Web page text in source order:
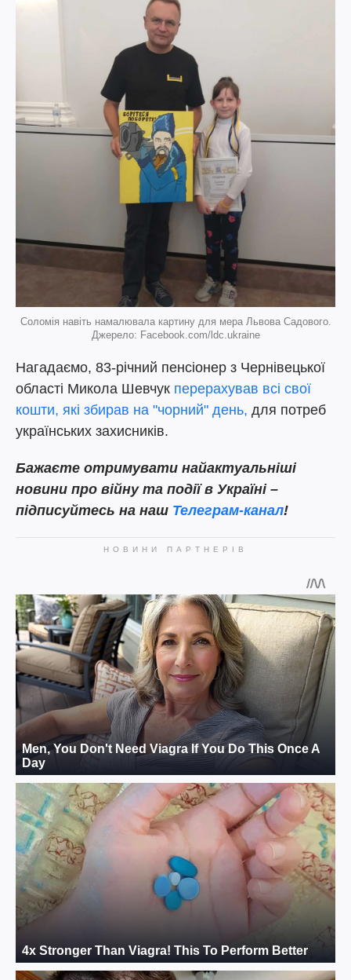
Соломія навіть намалювала картину для мера Львова Садового.
Джерело: Facebook.com/ldc.ukraine
Нагадаємо, 83-річний пенсіонер з Чернівецької
області Микола Шевчук перерахував всі свої
кошти, які збирав на "чорний" день, для потреб
українських захисників.
Бажаєте отримувати найактуальніші
новини про війну та події в Україні –
підписуйтесь на наш Телеграм-канал!